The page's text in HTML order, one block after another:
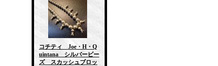
コチティ Joe・H・Q
uintana シルバービー
ズ スカッシュブロッ